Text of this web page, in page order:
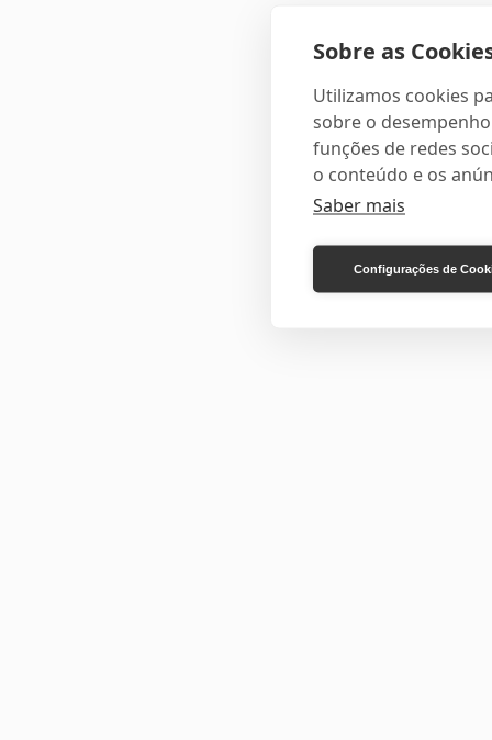
Sobre as
Utilizamos cookies
sobre o
funções de redes
o conteúdo e os
Saber mais
Configurações de